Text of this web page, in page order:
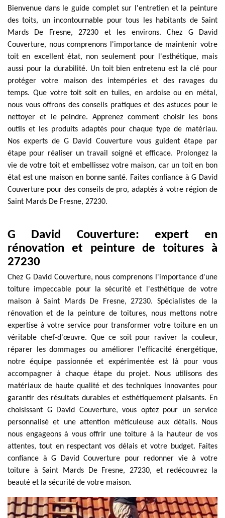
Bienvenue dans le guide complet sur l'entretien et la peinture
des toits, un incontournable pour tous les habitants de Saint
Mards De Fresne, 27230 et les environs. Chez G David
Couverture, nous comprenons l'importance de maintenir votre
toit en excellent état, non seulement pour l'esthétique, mais
aussi pour la durabilité. Un toit bien entretenu est la clé pour
protéger votre maison des intempéries et des ravages du
temps. Que votre toit soit en tuiles, en ardoise ou en métal,
nous vous offrons des conseils pratiques et des astuces pour le
nettoyer et le peindre. Apprenez comment choisir les bons
outils et les produits adaptés pour chaque type de matériau.
Nos experts de G David Couverture vous guident étape par
étape pour réaliser un travail soigné et efficace. Prolongez la
vie de votre toit et embellissez votre maison, car un toit en bon
état est une maison en bonne santé. Faites confiance à G David
Couverture pour des conseils de pro, adaptés à votre région de
Saint Mards De Fresne, 27230.
G David Couverture: expert en
rénovation et peinture de toitures à
27230
Chez G David Couverture, nous comprenons l'importance d'une
toiture impeccable pour la sécurité et l'esthétique de votre
maison à Saint Mards De Fresne, 27230. Spécialistes de la
rénovation et de la peinture de toitures, nous mettons notre
expertise à votre service pour transformer votre toiture en un
véritable chef-d'œuvre. Que ce soit pour raviver la couleur,
réparer les dommages ou améliorer l'efficacité énergétique,
notre équipe passionnée et expérimentée est là pour vous
accompagner à chaque étape du projet. Nous utilisons des
matériaux de haute qualité et des techniques innovantes pour
garantir des résultats durables et esthétiquement plaisants. En
choisissant G David Couverture, vous optez pour un service
personnalisé et une attention méticuleuse aux détails. Nous
nous engageons à vous offrir une toiture à la hauteur de vos
attentes, tout en respectant vos délais et votre budget. Faites
confiance à G David Couverture pour redonner vie à votre
toiture à Saint Mards De Fresne, 27230, et redécouvrez la
beauté et la sécurité de votre maison.